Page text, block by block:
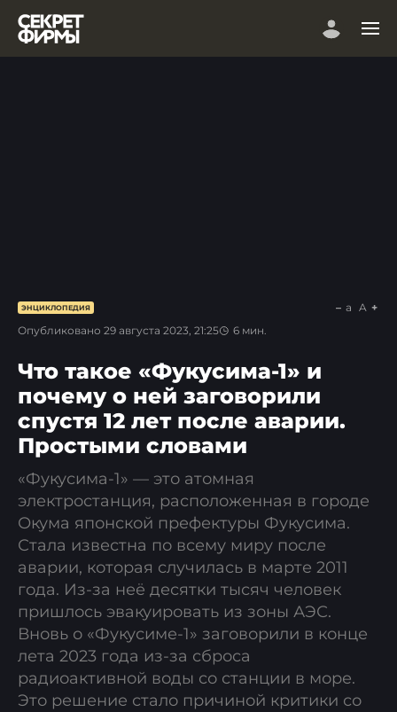
ЭНЦИКЛОПЕДИЯ
Опубликовано 29 августа 2023, 21:25 6 мин.
a A
Что такое «Фукусима-1» и
почему о ней заговорили
спустя 12 лет после аварии.
Простыми словами
«Фукусима-1» — это атомная
электростанция, расположенная в городе
Окума японской префектуры Фукусима.
Стала известна по всему миру после
аварии, которая случилась в марте 2011
года. Из-за неё десятки тысяч человек
пришлось эвакуировать из зоны АЭС.
Вновь о «Фукусиме-1» заговорили в конце
лета 2023 года из-за сброса
радиоактивной воды со станции в море.
Это решение стало причиной критики со